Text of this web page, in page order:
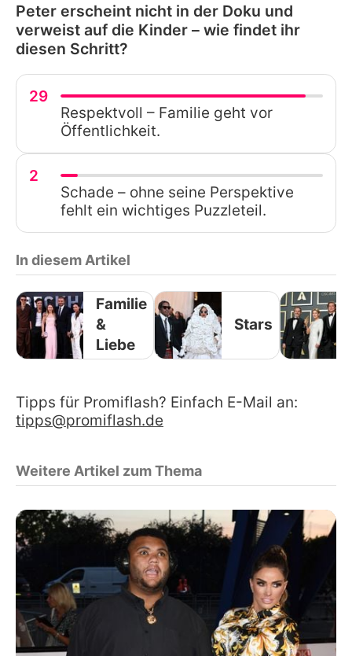
Peter erscheint nicht in der Doku und
verweist auf die Kinder – wie findet ihr
diesen Schritt?
29
Respektvoll – Familie geht vor
Öffentlichkeit.
2
Schade – ohne seine Perspektive
fehlt ein wichtiges Puzzleteil.
In diesem Artikel
Familie
&
Liebe
Stars
Tipps für Promiflash? Einfach E-Mail an:
tipps@promiflash.de
Weitere Artikel zum Thema